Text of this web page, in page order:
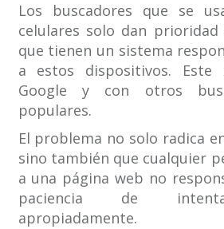
Los buscadores que se
celulares solo dan
que tienen un sistema
a estos dispositivos.
Google y con otros
populares.
El problema no solo radica
sino también que cualquier
a una página web no
paciencia de
apropiadamente.